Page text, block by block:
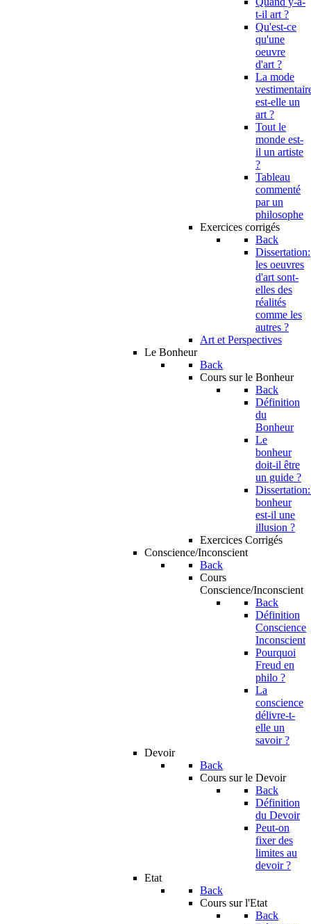
t-il art ?
Qu'est-ce
qu'une
oeuvre
d'art ?
La mode
est-elle un
art ?
Tout le
monde est-
il un artiste
?
Tableau
commenté
par un
philosophe
Exercices corrigés
Back
Dissertation:
les oeuvres
d'art sont-
elles des
réalités
comme les
autres ?
Art et Perspectives
Le Bonheur
Back
Cours sur le Bonheur
Back
Définition
du
Bonheur
Le
bonheur
doit-il être
un guide ?
bonheur
est-il une
illusion ?
Exercices Corrigés
Conscience/Inconscient
Back
Cours
Conscience/Inconscient
Back
Définition
Conscience
Inconscient
Pourquoi
Freud en
philo ?
La
conscience
délivre-t-
elle un
savoir ?
Devoir
Back
Cours sur le Devoir
Back
Définition
du Devoir
Peut-on
fixer des
limites au
devoir ?
Etat
Back
Cours sur l'Etat
Back